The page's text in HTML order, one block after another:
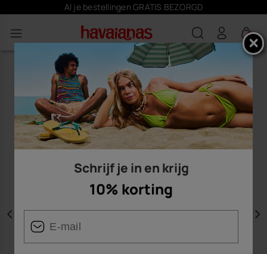
Al je bestellingen GRATIS BEZORGD
0
Vorige
Schrijf je in en krijg
10% korting